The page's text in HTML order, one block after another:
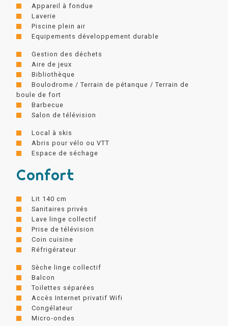
Appareil à fondue
Laverie
Piscine plein air
Equipements développement durable
Gestion des déchets
Aire de jeux
Bibliothèque
Boulodrome / Terrain de pétanque / Terrain de
boule de fort
Barbecue
Salon de télévision
Local à skis
Abris pour vélo ou VTT
Espace de séchage
Confort
Lit 140 cm
Sanitaires privés
Lave linge collectif
Prise de télévision
Coin cuisine
Réfrigérateur
Sèche linge collectif
Balcon
Toilettes séparées
Accès Internet privatif Wifi
Congélateur
Micro-ondes